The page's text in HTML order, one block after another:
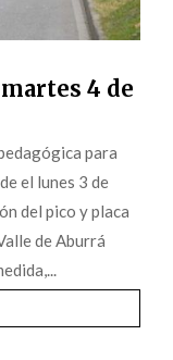
4 de
para
el lunes 3 de
del pico y placa
de Aburrá